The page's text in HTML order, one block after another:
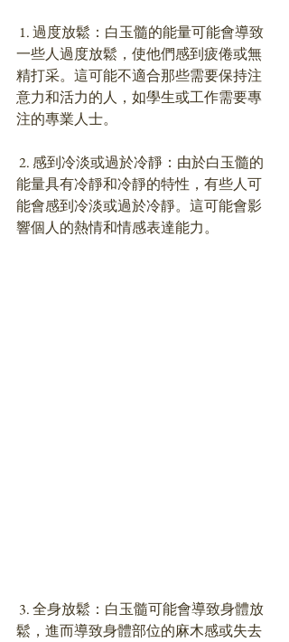
一些人過度放鬆，使他們感到疲倦或無
精打采。這可能不適合那些需要保持注
意力和活力的人，如學生或工作需要專
注的專業人士。
能量具有冷靜和冷靜的特性，有些人可
能會感到冷淡或過於冷靜。這可能會影
響個人的熱情和情感表達能力。
鬆，進而導致身體部位的麻木感或失去